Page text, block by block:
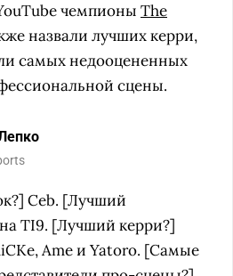
чемпионы The
назвали лучших керри,
самых недооцененных
сцены.
Ceb. [Лучший
на TI9. [Лучший керри?]
Ame и Yatoro. [Самые